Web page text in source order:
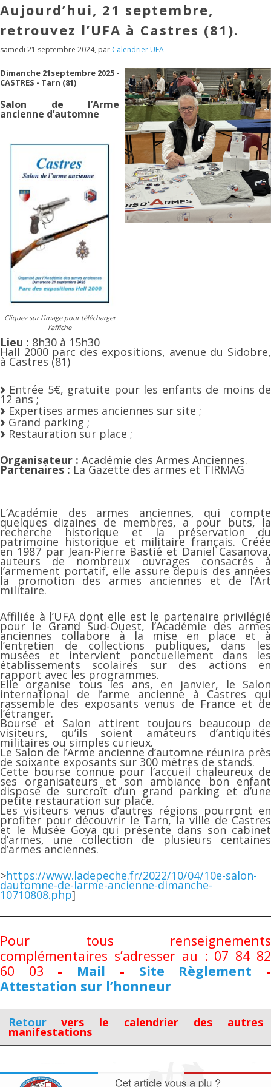
Aujourd’hui, 21 septembre,
retrouvez l’UFA à Castres (81).
samedi 21 septembre 2024, par Calendrier UFA
Dimanche 21septembre 2025 -
CASTRES - Tarn (81)
Salon de l’Arme
ancienne d’automne
Cliquez sur l’image pour télécharger
l’affiche
Lieu : 8h30 à 15h30
Hall 2000 parc des expositions, avenue du Sidobre,
à Castres (81)
Entrée 5€, gratuite pour les enfants de moins de
12 ans ;
Expertises armes anciennes sur site ;
Grand parking ;
Restauration sur place ;
Organisateur : Académie des Armes Anciennes.
Partenaires : La Gazette des armes et TIRMAG
L’Académie des armes anciennes, qui compte
quelques dizaines de membres, a pour buts, la
recherche historique et la préservation du
patrimoine historique et militaire français. Créée
en 1987 par Jean-Pierre Bastié et Daniel Casanova,
auteurs de nombreux ouvrages consacrés à
l’armement portatif, elle assure depuis des années
la promotion des armes anciennes et de l’Art
militaire.
Affiliée à l’UFAdont elle est le partenaire privilégié
pour le Grand Sud-Ouest, l’Académie des armes
anciennes collabore à la mise en place et à
l’entretien de collections publiques, dans les
musées et intervient ponctuellement dans les
établissements scolaires sur des actions en
rapport avec les programmes.
Elle organise tous les ans, en janvier, le Salon
international de l’arme ancienne à Castres qui
rassemble des exposants venus de France et de
l’étranger.
Bourse et Salon attirent toujours beaucoup de
visiteurs, qu’ils soient amateurs d’antiquités
militaires ou simples curieux.
Le Salon de l’Arme ancienne d’automne réunira près
de soixante exposants sur 300 mètres de stands.
Cette bourse connue pour l’accueil chaleureux de
ses organisateurs et son ambiance bon enfant
dispose de surcroît d’un grand parking et d’une
petite restauration sur place.
Les visiteurs venus d’autres régions pourront en
profiter pour découvrir le Tarn, la ville de Castres
et le Musée Goya qui présente dans son cabinet
d’armes, une collection de plusieurs centaines
d’armes anciennes.
>https://www.ladepeche.fr/2022/10/04/10e-salon-
dautomne-de-larme-ancienne-dimanche-
10710808.php]
Pour tous renseignements
complémentaires s’adresser au : 07 84 82
60 03 - Mail - Site Règlement -
Attestation sur l’honneur
Retourvers le calendrier des autres
manifestations